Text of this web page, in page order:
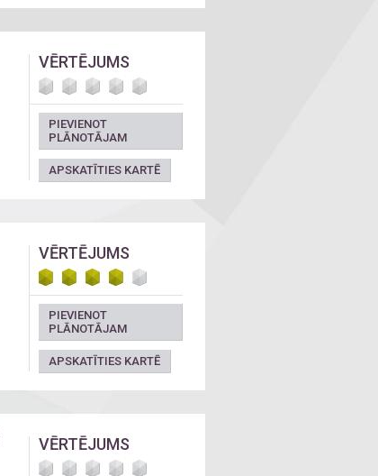
VĒRTĒJUMS
PIEVIENOT
PLĀNOTĀJAM
APSKATĪTIES KARTĒ
VĒRTĒJUMS
PIEVIENOT
PLĀNOTĀJAM
APSKATĪTIES KARTĒ
VĒRTĒJUMS